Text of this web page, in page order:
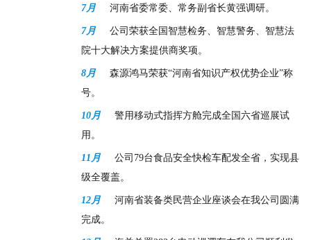
7月 河南省委常委、常务副省长黄强调研。
7月
公司荣获全国智慧检务、智慧警务、智慧法
院十大解决方案提供商奖项。
8月
森源鸿马荣获“河南省知识产权优势企业”称
号。
10月
警用移动式指挥方舱完成全国六省巡展试
用。
11月
公司79台食品安全快检车配发全省，实现县
级全覆盖。
12月
河南省装备类民营企业座谈会在我公司圆满
完成。